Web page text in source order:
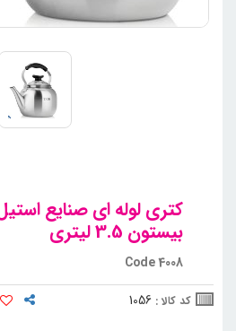
کتری لوله ای صنایع
بیستون 3.5 لیتری
Code 4008
کد کالا : 1056